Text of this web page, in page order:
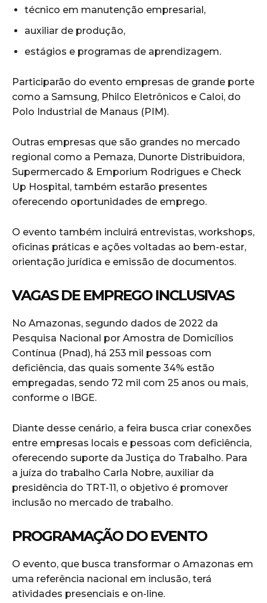
técnico em manutenção empresarial,
auxiliar de produção,
estágios e programas de aprendizagem.
Participarão do evento empresas de grande porte
como a Samsung, Philco Eletrônicos e Caloi, do
Polo Industrial de Manaus (PIM).
Outras empresas que são grandes no mercado
regional como a Pemaza, Dunorte Distribuidora,
Supermercado & Emporium Rodrigues e Check
Up Hospital, também estarão presentes
oferecendo oportunidades de emprego.
O evento também incluirá entrevistas, workshops,
oficinas práticas e ações voltadas ao bem-estar,
orientação jurídica e emissão de documentos.
VAGAS DE EMPREGO INCLUSIVAS
No Amazonas, segundo dados de 2022 da
Pesquisa Nacional por Amostra de Domicílios
Contínua (Pnad), há 253 mil pessoas com
deficiência, das quais somente 34% estão
empregadas, sendo 72 mil com 25 anos ou mais,
conforme o IBGE.
Diante desse cenário, a feira busca criar conexões
entre empresas locais e pessoas com deficiência,
oferecendo suporte da Justiça do Trabalho. Para
a juíza do trabalho Carla Nobre, auxiliar da
presidência do TRT-11, o objetivo é promover
inclusão no mercado de trabalho.
PROGRAMAÇÃO DO EVENTO
O evento, que busca transformar o Amazonas em
uma referência nacional em inclusão, terá
atividades presenciais e on-line.